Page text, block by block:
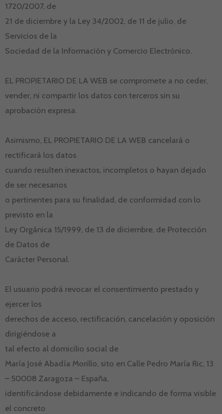
1720/2007, de
21 de diciembre y la Ley 34/2002, de 11 de julio, de
Servicios de la
Sociedad de la Información y Comercio Electrónico.
EL PROPIETARIO DE LA WEB se compromete a no ceder,
vender, ni compartir los datos con terceros sin su
aprobación expresa.
Asimismo, EL PROPIETARIO DE LA WEB cancelará o
rectificará los datos
cuando resulten inexactos, incompletos o hayan dejado
de ser necesarios
o pertinentes para su finalidad, de conformidad con lo
previsto en la
Ley Orgánica 15/1999, de 13 de diciembre, de Protección
de Datos de
Carácter Personal.
El usuario podrá revocar el consentimiento prestado y
ejercer los
derechos de acceso, rectificación, cancelación y oposición
dirigiéndose a
tal efecto al domicilio social de
María José Abadía Morillo, sito en Calle Pedro María Ric, 13
– 50008 Zaragoza – España,
identificándose debidamente e indicando de forma visible
el concreto